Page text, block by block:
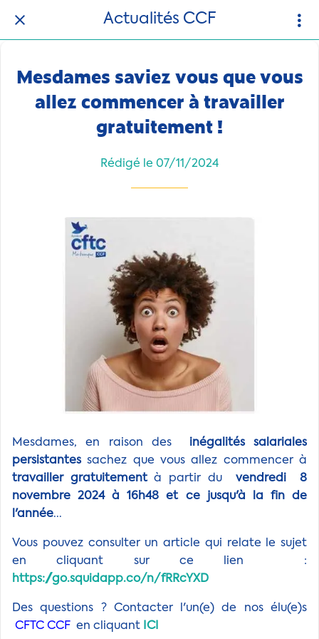
Actualités CCF
Mesdames saviez vous que vous
allez commencer à travailler
gratuitement !
Rédigé le 07/11/2024
Mesdames, en raison des inégalités salariales
persistantessachez que vous allez commencer à
travailler gratuitementà partir du vendredi 8
novembre 2024 à 16h48 et ce jusqu'à la fin de
l'année...
Vous pouvez consulter un article qui relate le sujet
en cliquant sur ce lien :
https://go.squidapp.co/n/fRRcYXD
Des questions ? Contacter l'un(e) de nos élu(e)s
CFTC CCF en cliquant ICI